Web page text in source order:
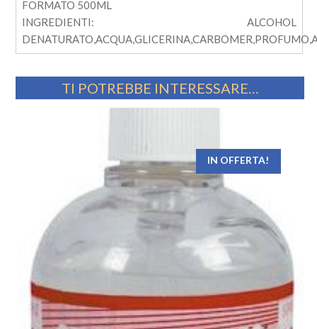
FORMATO 500ML
INGREDIENTI: ALCOHOL
TI POTREBBE INTERESSARE…
IN OFFERTA!